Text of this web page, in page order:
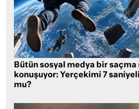
Bütün sosyal medya bir saçma
konuşuyor: Yerçekimi 7
mu?